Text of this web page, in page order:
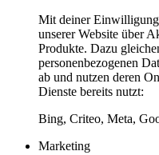
Mit deiner
unserer Website über
Produkte. Dazu
personenbezogenen
ab und nutzen deren
Dienste bereits nutzt:
Bing, Criteo, Meta,
Marketing